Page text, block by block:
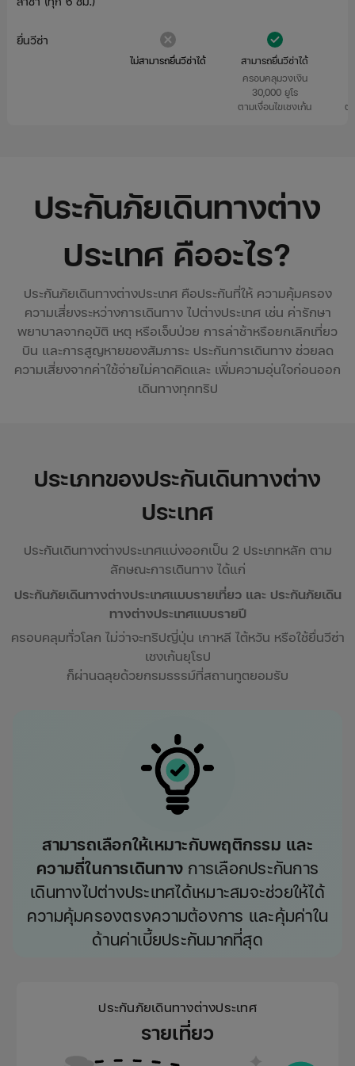
ยื่นวีซ่า
ไม่สามารถยื่นวีซ่าได้
สามารถยื่นวีซ่าได้
ครอบคลุมวงเงิน
30,000 ยูโร
ตามเงื่อนไขเชงเก้น
ต
ประกันภัยเดินทางต่าง
ประเทศ คืออะไร?
ประกันภัยเดินทางต่างประเทศ คือประกันที่ให้ ความคุ้มครอง
ความเสี่ยงระหว่างการเดินทาง ไปต่างประเทศ เช่น ค่ารักษา
พยาบาลจากอุบัติ เหตุ หรือเจ็บป่วย การล่าช้าหรือยกเลิกเที่ยว
บิน และการสูญหายของสัมภาระ ประกันการเดินทาง ช่วยลด
ความเสี่ยงจากค่าใช้จ่ายไม่คาดคิดและ เพิ่มความอุ่นใจก่อนออก
เดินทางทุกทริป
ประเภทของประกันเดินทางต่าง
ประเทศ
ประกันเดินทางต่างประเทศแบ่งออกเป็น 2 ประเภทหลัก ตาม
ลักษณะการเดินทาง ได้แก่
ประกันภัยเดินทางต่างประเทศแบบรายเที่ยว และ ประกันภัยเดิน
ทางต่างประเทศแบบรายปี
ครอบคลุมทั่วโลก ไม่ว่าจะทริปญี่ปุ่น เกาหลี ไต้หวัน หรือใช้ยื่นวีซ่า
เชงเก้นยุโรป
ก็ผ่านฉลุยด้วยกรมธรรม์ที่สถานทูตยอมรับ
สามารถเลือกให้เหมาะกับพฤติกรรม และ
ความถี่ในการเดินทาง การเลือกประกันการ
เดินทางไปต่างประเทศได้เหมาะสมจะช่วยให้ได้
ความคุ้มครองตรงความต้องการ และคุ้มค่าใน
ด้านค่าเบี้ยประกันมากที่สุด
ประกันภัยเดินทางต่างประเทศ
รายเที่ยว